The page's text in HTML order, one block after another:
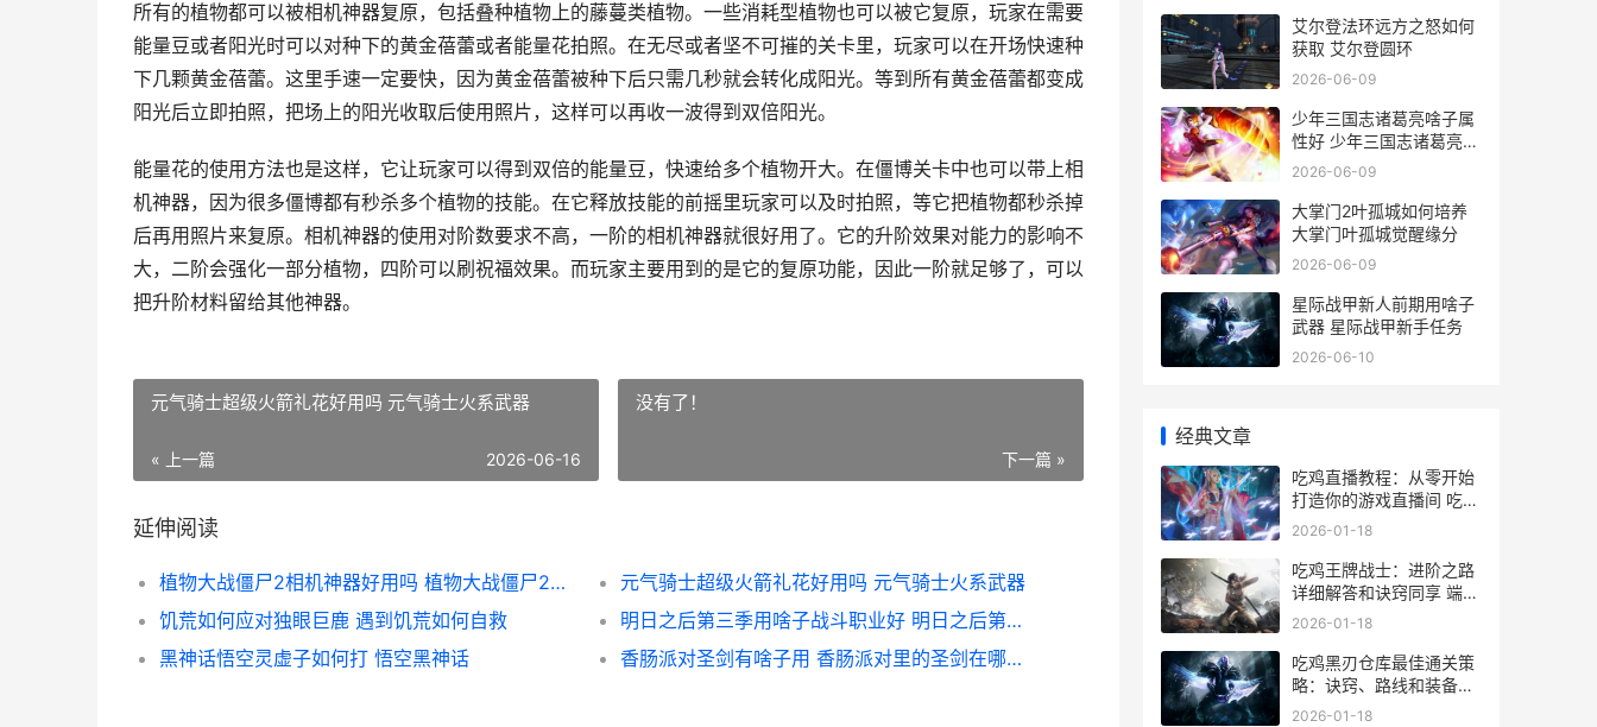
所有的植物都可以被相机神器复原，包括叠种植物上的藤蔓类植物。一些消耗型植物也可以被它复原，玩家在需要
能量豆或者阳光时可以对种下的黄金蓓蕾或者能量花拍照。在无尽或者坚不可摧的关卡里，玩家可以在开场快速种
下几颗黄金蓓蕾。这里手速一定要快，因为黄金蓓蕾被种下后只需几秒就会转化成阳光。等到所有黄金蓓蕾都变成
阳光后立即拍照，把场上的阳光收取后使用照片，这样可以再收一波得到双倍阳光。
能量花的使用方法也是这样，它让玩家可以得到双倍的能量豆，快速给多个植物开大。在僵博关卡中也可以带上相
机神器，因为很多僵博都有秒杀多个植物的技能。在它释放技能的前摇里玩家可以及时拍照，等它把植物都秒杀掉
后再用照片来复原。相机神器的使用对阶数要求不高，一阶的相机神器就很好用了。它的升阶效果对能力的影响不
大，二阶会强化一部分植物，四阶可以刷祝福效果。而玩家主要用到的是它的复原功能，因此一阶就足够了，可以
把升阶材料留给其他神器。
元气骑士超级火箭礼花好用吗 元气骑士火系武器
« 上一篇 2026-06-16
没有了！
下一篇 »
延伸阅读
植物大战僵尸2相机神器好用吗 植物大战僵尸2破解内购免费版
元气骑士超级火箭礼花好用吗 元气骑士火系武器
饥荒如何应对独眼巨鹿 遇到饥荒如何自救
明日之后第三季用啥子战斗职业好 明日之后第三季新手教程
黑神话悟空灵虚子如何打 悟空黑神话
香肠派对圣剑有啥子用 香肠派对里的圣剑在哪里刷新
艾尔登法环远方之怒如何
获取 艾尔登圆环
2026-06-09
少年三国志诸葛亮啥子属
性好 少年三国志诸葛亮怎
么搭配
2026-06-09
大掌门2叶孤城如何培养
大掌门叶孤城觉醒缘分
2026-06-09
星际战甲新人前期用啥子
武器 星际战甲新手任务
2026-06-10
经典文章
吃鸡直播教程：从零开始
打造你的游戏直播间 吃鸡
直播教程视频
2026-01-18
吃鸡王牌战士：进阶之路
详细解答和诀窍同享 端游
王牌战士
2026-01-18
吃鸡黑刃仓库最佳通关策
略：诀窍、路线和装备选
择 吃鸡黑货箱
2026-01-18